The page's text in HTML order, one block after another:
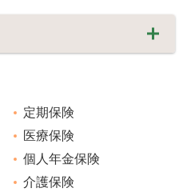
定期保険
医療保険
個人年金保険
介護保険